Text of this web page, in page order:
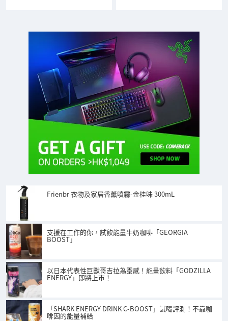
Frienbr 衣物及家居香薰噴霧-金桂味 300mL
支援在工作的你，試飲能量牛奶咖啡「GEORGIA
BOOST」
以日本代表性巨獸哥吉拉為靈感！能量飲料「GODZILLA
ENERGY」即將上市！
「SHARK ENERGY DRINK C-BOOST」試喝評測！不靠咖
啡因的能量補給